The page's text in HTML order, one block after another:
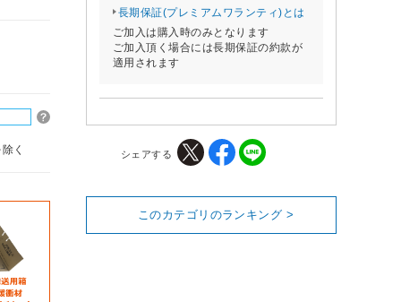
く
長期保証(プレミアムワランティ)とは
ご加入は購入時のみとなります
ご加入頂く場合には長期保証の約款が
適用されます
シェアする
このカテゴリのランキング >